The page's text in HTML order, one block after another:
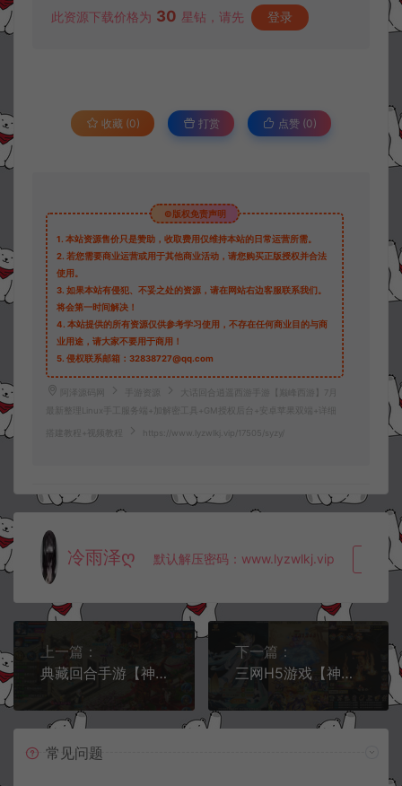
此资源下载价格为 30 星钻，请先 登录
收藏 (0) 打赏 点赞 (0)
©版权免责声明
1. 本站资源售价只是赞助，收取费用仅维持本站的日常运营所需。
2. 若您需要商业运营或用于其他商业活动，请您购买正版授权并合法
使用。
3. 如果本站有侵犯、不妥之处的资源，请在网站右边客服联系我们。
将会第一时间解决！
4. 本站提供的所有资源仅供参考学习使用，不存在任何商业目的与商
业用途，请大家不要用于商用！
5. 侵权联系邮箱：32838727@qq.com
阿泽源码网 手游资源
大话回合逍遥西游手游【巅峰西游】7月
最新整理Linux手工服务端+加解密工具+GM授权后台+安卓苹果双端+详细
搭建教程+视频教程 https://www.lyzwlkj.vip/17505/syzy/
冷雨泽ღ 默认解压密码：www.lyzwlkj.vip 复
上一篇：
典藏回合手游【神雕侠侣炫彩版】7月最新整理Linux手工服务端+GM新版授权后台+安卓苹果双端+详细搭建教程
下一篇：
三网H5游戏【神仙与妖怪H5】7月最新整理Win一键服务端+多区跨服+GM授权后台+详细搭建教程
常见问题